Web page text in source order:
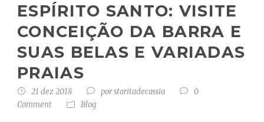
ESPÍRITO SANTO: VISITE
CONCEIÇÃO DA BARRA E
SUAS BELAS E VARIADAS
PRAIAS
21 dez 2018 porstaritadecassia
0
Comment
Blog